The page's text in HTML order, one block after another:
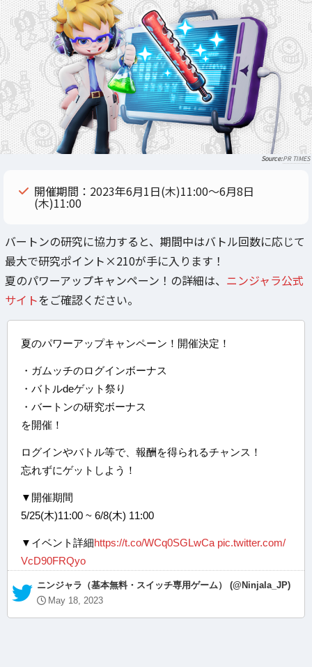
PR TIMES
開催期間：2023年6月1日(木)11:00～6月8日
(木)11:00
バートンの研究に協力すると、期間中はバトル回数に応じて
最大で研究ポイント×210が手に入ります！
夏のパワーアップキャンペーン！の詳細は、 ニンジャラ公式
サイトをご確認ください。
夏のパワーアップキャンペーン！開催決定！
・ガムッチのログインボーナス
・バトルdeゲット祭り
・バートンの研究ボーナス
を開催！
ログインやバトル等で、報酬を得られるチャンス！
忘れずにゲットしよう！
▼開催期間
5/25(木)11:00 ~ 6/8(木) 11:00
▼イベント詳細https://t.co/WCq0SGLwCa pic.twitter.com/
VcD90FRQyo
— ニンジャラ（基本無料・スイッチ専用ゲーム） (@Ninjala_JP)
May 18, 2023